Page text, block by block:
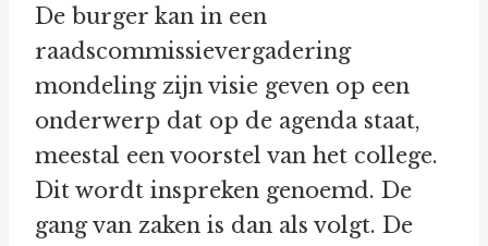
De burger kan in een
raadscommissievergadering
mondeling zijn visie geven op een
onderwerp dat op de agenda staat,
meestal een voorstel van het college.
Dit wordt inspreken genoemd. De
gang van zaken is dan als volgt. De